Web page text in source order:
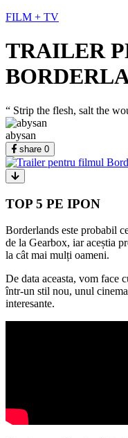
FILM + TV
TRAILER
“ Strip the flesh, salt the
abysan
share 0
TOP 5 PE IPON
Borderlands este probabil
de la Gearbox, iar aceștia
la cât mai mulți oameni.
De data aceasta, vom face
într-un stil nou, unul
interesante.